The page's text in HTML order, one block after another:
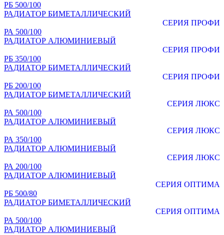
РБ 500/100
РАДИАТОР БИМЕТАЛЛИЧЕСКИЙ
СЕРИЯ ПРОФИ
РА 500/100
РАДИАТОР АЛЮМИНИЕВЫЙ
СЕРИЯ ПРОФИ
РБ 350/100
РАДИАТОР БИМЕТАЛЛИЧЕСКИЙ
СЕРИЯ ПРОФИ
РБ 200/100
РАДИАТОР БИМЕТАЛЛИЧЕСКИЙ
СЕРИЯ ЛЮКС
РА 500/100
РАДИАТОР АЛЮМИНИЕВЫЙ
СЕРИЯ ЛЮКС
РА 350/100
РАДИАТОР АЛЮМИНИЕВЫЙ
СЕРИЯ ЛЮКС
РА 200/100
РАДИАТОР АЛЮМИНИЕВЫЙ
СЕРИЯ ОПТИМА
РБ 500/80
РАДИАТОР БИМЕТАЛЛИЧЕСКИЙ
СЕРИЯ ОПТИМА
РА 500/100
РАДИАТОР АЛЮМИНИЕВЫЙ